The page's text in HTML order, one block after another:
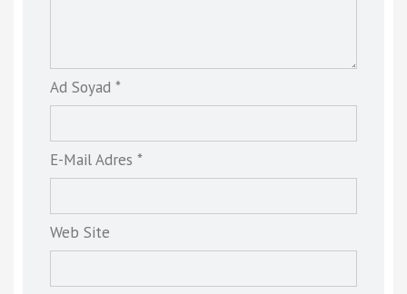
Ad Soyad *
E-Mail Adres *
Web Site